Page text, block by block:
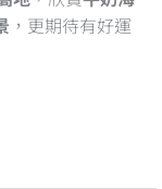
，更期待有好運